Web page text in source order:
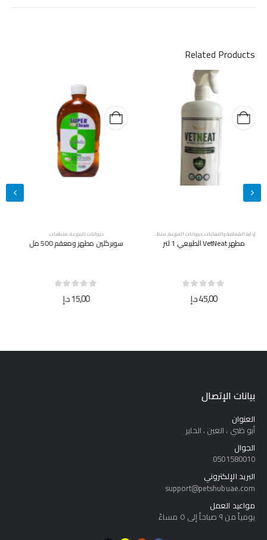
Related Products
حيوانات المزرعة,منظفات
سوبركلين مطهر ومعقم 500 مل
0
out of 5
15,00د.إ
حيوانات المزرعة,منظفات
سوبركلين مطهر ومعقم 5 لتر
0
out of 5
40,00د.إ
بيانات الإتصال
العنوان
أبو ظبي ، العين ، الحاير
الجوال
0501580010
البريد الإلكتروني
support@petshubuae.com
مواعيد العمل
يومياً من ٩ صباحاً إلى ٥ مساءً